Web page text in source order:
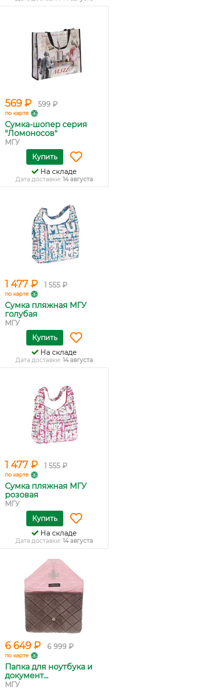
569 ₽ 599 ₽
по карте
Сумка-шопер серия
"Ломоносов"
МГУ
Купить
На складе
Дата доставки: 14 августа
1 477 ₽ 1 555 ₽
по карте
Сумка пляжная МГУ
голубая
МГУ
Купить
На складе
Дата доставки: 14 августа
1 477 ₽ 1 555 ₽
по карте
Сумка пляжная МГУ
розовая
МГУ
Купить
На складе
Дата доставки: 14 августа
6 649 ₽ 6 999 ₽
по карте
Папка для ноутбука и
документ...
МГУ